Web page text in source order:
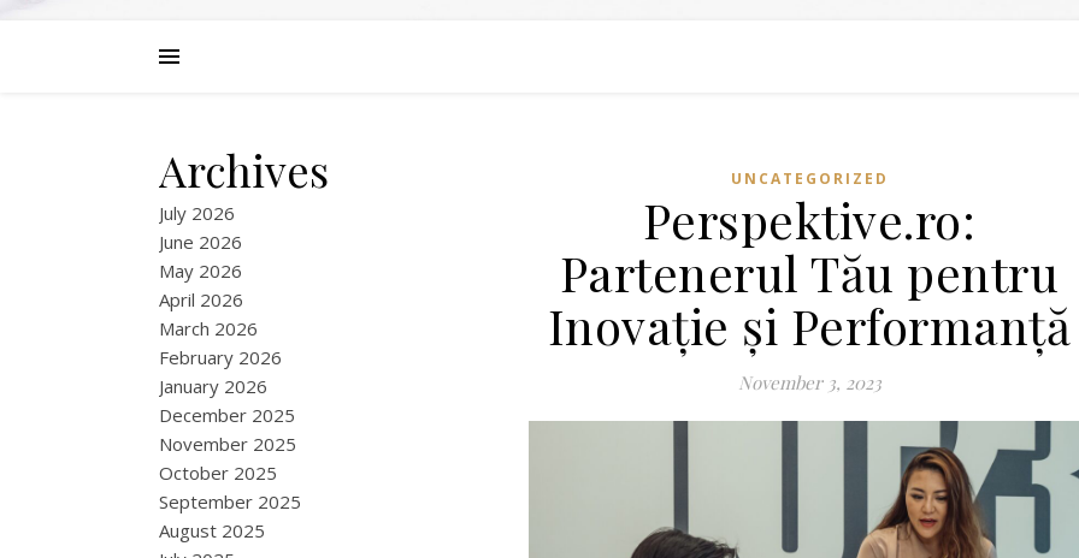
Archives
July 2026
June 2026
May 2026
April 2026
March 2026
February 2026
January 2026
December 2025
November 2025
October 2025
September 2025
August 2025
UNCATEGORIZED
Perspektive.ro:
Partenerul Tău pentru
Inovație și Performanță
November 3, 2023